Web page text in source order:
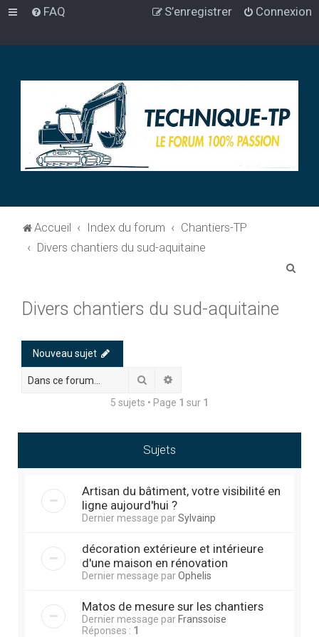
FAQ Connexion
S’enregistrer
Accueil Index du forum
Chantiers-TP
Divers chantiers du sud-aquitaine
Divers chantiers du sud-aquitaine
Nouveau sujet
Rechercher
5 sujets • Page 1 sur 1
Sujets
Artisan du bâtiment, votre visibilité en
ligne aujourd'hui ?
Dernier message parSylvainp
décoration extérieure et intérieure
d'une maison en rénovation
Dernier message parOphelis
Matos de mesure sur les chantiers
Dernier message par Franssoise
Réponses : 1